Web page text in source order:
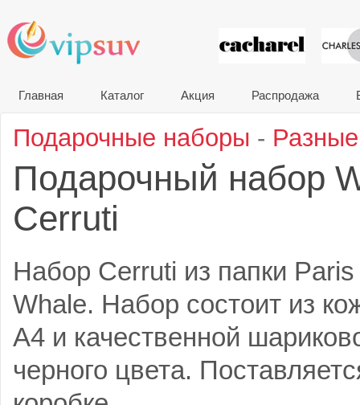
VIP
Главная Каталог Акция Распродажа
Подарочные наборы -
Подарочный набор
Cerruti
Набор Cerruti из папки
Whale. Набор состоит из
А4 и качественной
черного цвета.